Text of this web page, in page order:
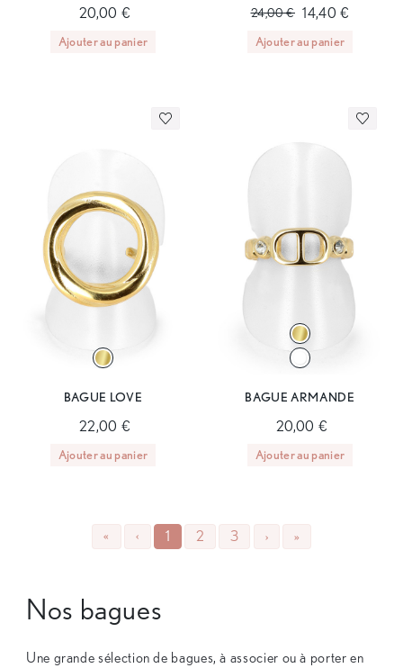
20,00 €
Ajouter au panier
24,00 € 14,40 €
Ajouter au panier
BAGUE LOVE
22,00 €
Ajouter au panier
BAGUE ARMANDE
20,00 €
Ajouter au panier
« ‹ 1 2 3 › »
Nos bagues
Une grande sélection de bagues, à associer ou à porter en